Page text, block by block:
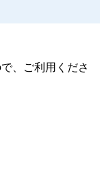
、ご利用くださ